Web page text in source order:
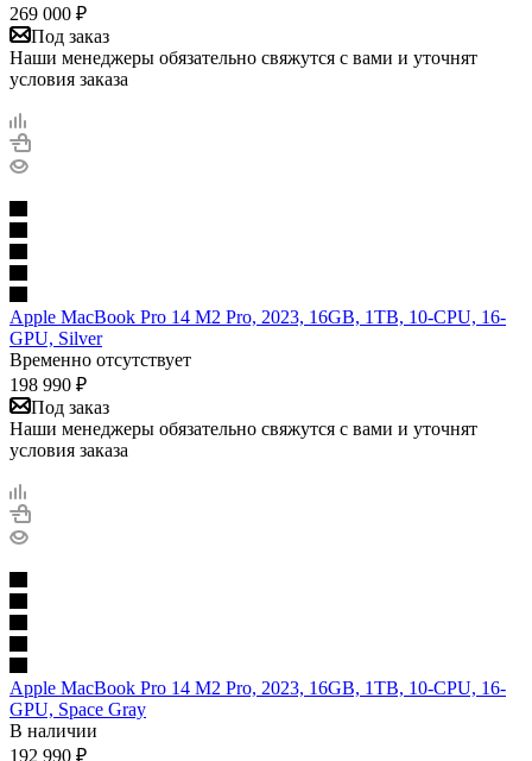
269 000 ₽
Под заказ
Наши менеджеры обязательно свяжутся с вами и уточнят
условия заказа
Apple MacBook Pro 14 M2 Pro, 2023, 16GB, 1TB, 10-CPU, 16-
GPU, Silver
Временно отсутствует
198 990 ₽
Под заказ
Наши менеджеры обязательно свяжутся с вами и уточнят
условия заказа
Apple MacBook Pro 14 M2 Pro, 2023, 16GB, 1TB, 10-CPU, 16-
GPU, Space Gray
В наличии
192 990 ₽